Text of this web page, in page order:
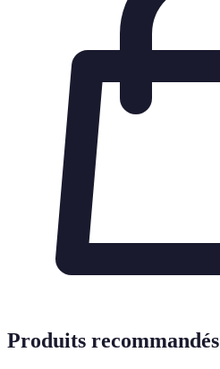
Produits recommandés